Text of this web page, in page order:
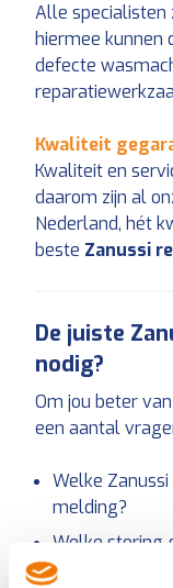
Alle specialisten
hiermee kunnen
defecte
Kwaliteit
Kwaliteit en
daarom zijn al
Nederland, hét
beste Zanussi
De juiste
nodig?
Om jou beter
een aantal
Welke
melding?
Welke storing
mogelijk om